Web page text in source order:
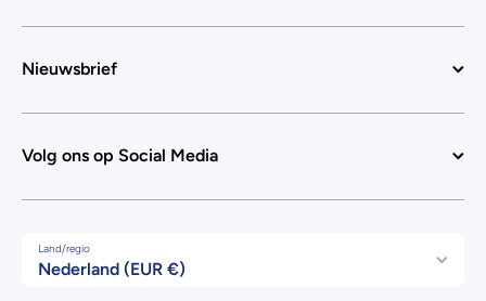
Nieuwsbrief
Volg ons op Social Media
Land/regio
Nederland (EUR €)